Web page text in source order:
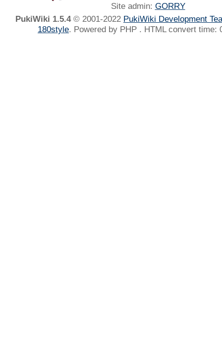
Site admin: GORRY
PukiWiki 1.5.4© 2001-2022 PukiWiki Development
180style. Powered by PHP . HTML convert time: